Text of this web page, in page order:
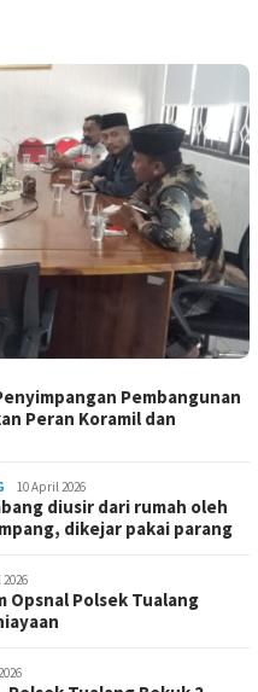
Pembangunan
Peran Koramil dan
10 April 2026
diusir dari rumah oleh
dikejar pakai parang
Opsnal Polsek Tualang